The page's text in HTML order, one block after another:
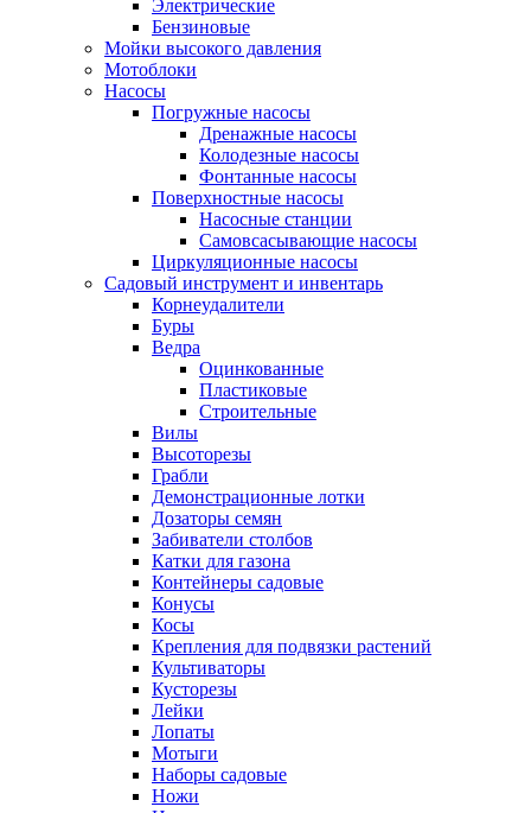
Электрические
Бензиновые
Мойки высокого давления
Мотоблоки
Насосы
Погружные насосы
Дренажные насосы
Колодезные насосы
Фонтанные насосы
Поверхностные насосы
Насосные станции
Самовсасывающие насосы
Циркуляционные насосы
Садовый инструмент и инвентарь
Корнеудалители
Буры
Ведра
Оцинкованные
Пластиковые
Строительные
Вилы
Высоторезы
Грабли
Демонстрационные лотки
Дозаторы семян
Забиватели столбов
Катки для газона
Контейнеры садовые
Конусы
Косы
Крепления для подвязки растений
Культиваторы
Кусторезы
Лейки
Лопаты
Мотыги
Наборы садовые
Ножи